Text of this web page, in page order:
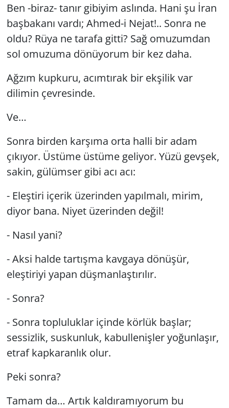
Ben -biraz- tanır gibiyim aslında. Hani şu İran
başbakanı vardı; Ahmed-i Nejat!.. Sonra ne
oldu? Rüya ne tarafa gitti? Sağ omuzumdan
sol omuzuma dönüyorum bir kez daha.
Ağzım kupkuru, acımtırak bir ekşilik var
dilimin çevresinde.
Ve…
Sonra birden karşıma orta halli bir adam
çıkıyor. Üstüme üstüme geliyor. Yüzü gevşek,
sakin, gülümser gibi acı acı:
- Eleştiri içerik üzerinden yapılmalı, mirim,
diyor bana. Niyet üzerinden değil!
- Nasıl yani?
- Aksi halde tartışma kavgaya dönüşür,
eleştiriyi yapan düşmanlaştırılır.
- Sonra?
- Sonra topluluklar içinde körlük başlar;
sessizlik, suskunluk, kabullenişler yoğunlaşır,
etraf kapkaranlık olur.
Peki sonra?
Tamam da… Artık kaldıramıyorum bu